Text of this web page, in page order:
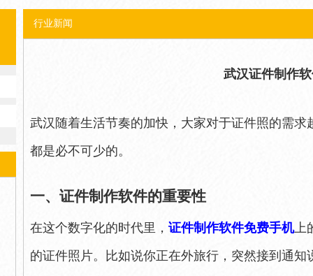
行业新闻
武汉证件制作
武汉随着生活节奏的加快，大家对于证件照的需
都是必不可少的。
一、证件制作软件的重要性
在这个数字化的时代里， 证件制作软件免费手机上
的证件照片。比如说你正在外旅行，突然接到通